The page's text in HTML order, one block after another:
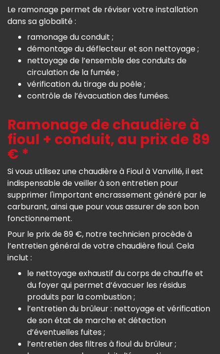
Le ramonage permet de réviser votre installation
dans sa globalité :
ramonage du conduit ;
démontage du déflecteur et son nettoyage ;
nettoyage de l’ensemble des conduits de
circulation de la fumée ;
vérification du tirage du poêle ;
contrôle de l’évacuation des fumées.
Ramonage de chaudière à
fioul + conduit, au prix de 89
€ *
Si vous utilisez une chaudière à Fioul à Vanvillé, il est
indispensable de veiller à son entretien pour
supprimer l'important encrassement généré par le
carburant, ainsi que pour vous assurer de son bon
fonctionnement.
Pour le prix de 89 €, notre technicien procède à
l’entretien général de votre chaudière fioul. Cela
inclut :
le nettoyage exhaustif du corps de chauffe et
du foyer qui permet d’évacuer les résidus
produits par la combustion ;
l’entretien du brûleur : nettoyage et vérification
de son état de marche et détection
d’éventuelles fuites ;
l’entretien des filtres à fioul du brûleur ;